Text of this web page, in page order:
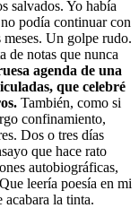
salvados. Yo había
podía continuar con
meses. Un golpe rudo.
de notas que nunca
agenda de una
que celebré
También, como si
confinamiento,
Dos o tres días
que hace rato
autobiográficas,
leería poesía en mi
acabara la tinta.